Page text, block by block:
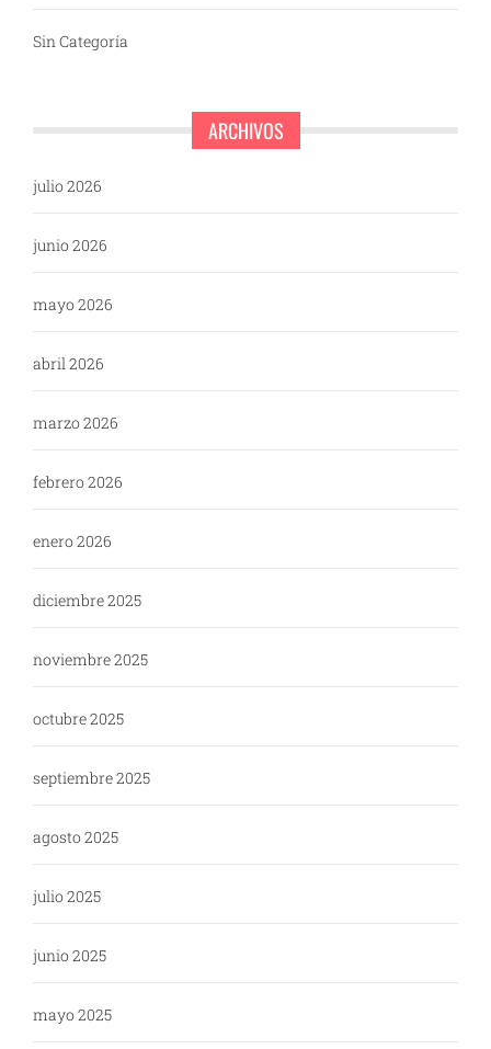
Sin Categoría
ARCHIVOS
julio 2026
junio 2026
mayo 2026
abril 2026
marzo 2026
febrero 2026
enero 2026
diciembre 2025
noviembre 2025
octubre 2025
septiembre 2025
agosto 2025
julio 2025
junio 2025
mayo 2025